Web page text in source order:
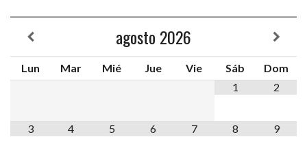
agosto 2026
Lun Mar Mié Jue Vie Sáb
Dom
1
2
3 4 5 6 7 8 9